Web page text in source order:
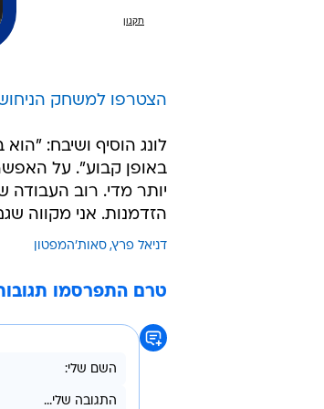
הצטרפו למשחק
לונג הוסיף ושיבח:
באופן קבוע". על
יותר מדי. רוב העבודה
הזדמנות. אני מקווה
דניאל פרץ סאות'המפטון
טרם התפרסמו